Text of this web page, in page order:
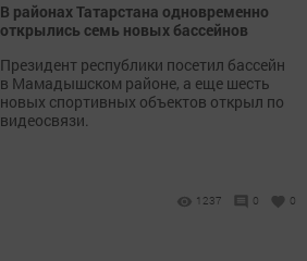
В районах Татарстана одновременно
открылись семь новых бассейнов
Президент республики посетил бассейн
в Мамадышском районе, а еще шесть
новых спортивных объектов открыл по
видеосвязи.
1237 0 0